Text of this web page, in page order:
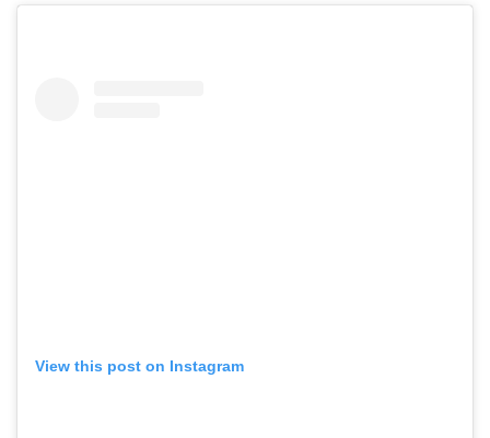
View this post on Instagram